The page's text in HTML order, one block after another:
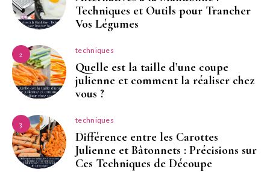
Techniques et Outils pour Trancher
Vos Légumes
2 techniques
Quelle est la taille d’une coupe
julienne et comment la réaliser chez
vous ?
3 techniques
Différence entre les Carottes
Julienne et Bâtonnets : Précisions sur
Ces Techniques de Découpe